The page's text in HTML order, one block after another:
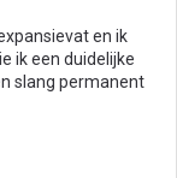
en ik
ik een duidelijke
slang permanent